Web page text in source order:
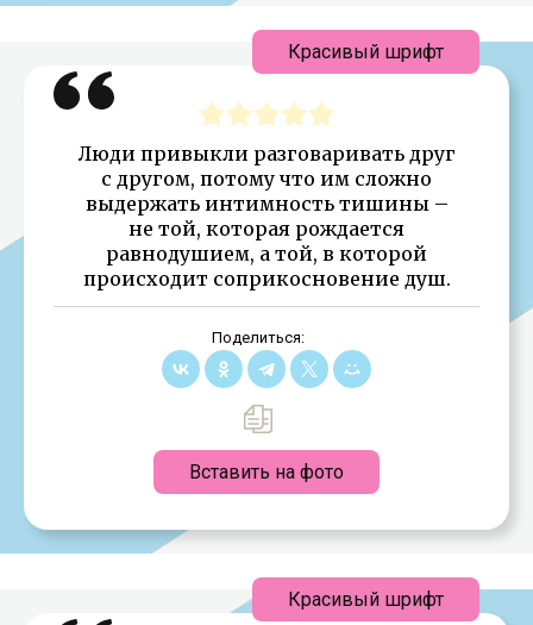
Люди привыкли разговаривать друг
с другом, потому что им сложно
выдержать интимность тишины –
не той, которая рождается
равнодушием, а той, в которой
происходит соприкосновение душ.
Поделиться:
Вставить на фото
Красивый шрифт
Красивый шрифт